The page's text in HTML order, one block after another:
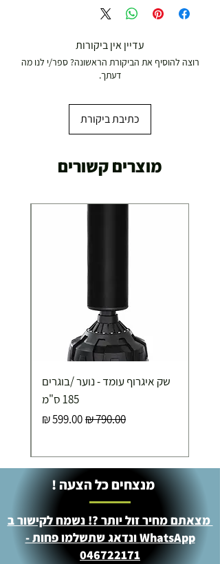
עדיין אין ביקורות
רוצה להוסיף את הביקורת הראשונה? ספר/י לנו מה
דעתך.
כתיבת ביקורת
מוצרים קשורים
שק איגרוף עומד - נוער /בוגרים
185 ס"מ
מחיר רגילמחיר מבצע
מנצחים כל הצעה !
מצאתם מחיר זול יותר ?! נשמח לקישור ב
WhatsApp ונדאג שתשלמו פחות -
046722171